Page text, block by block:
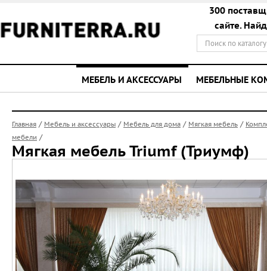
300
сайте.
МЕБЕЛЬ И АКСЕССУАРЫ МЕБЕЛЬНЫЕ
Главная / Мебель и аксессуары / Мебель для дома / Мягкая мебель /
мебели /
Мягкая мебель Triumf (Триумф)